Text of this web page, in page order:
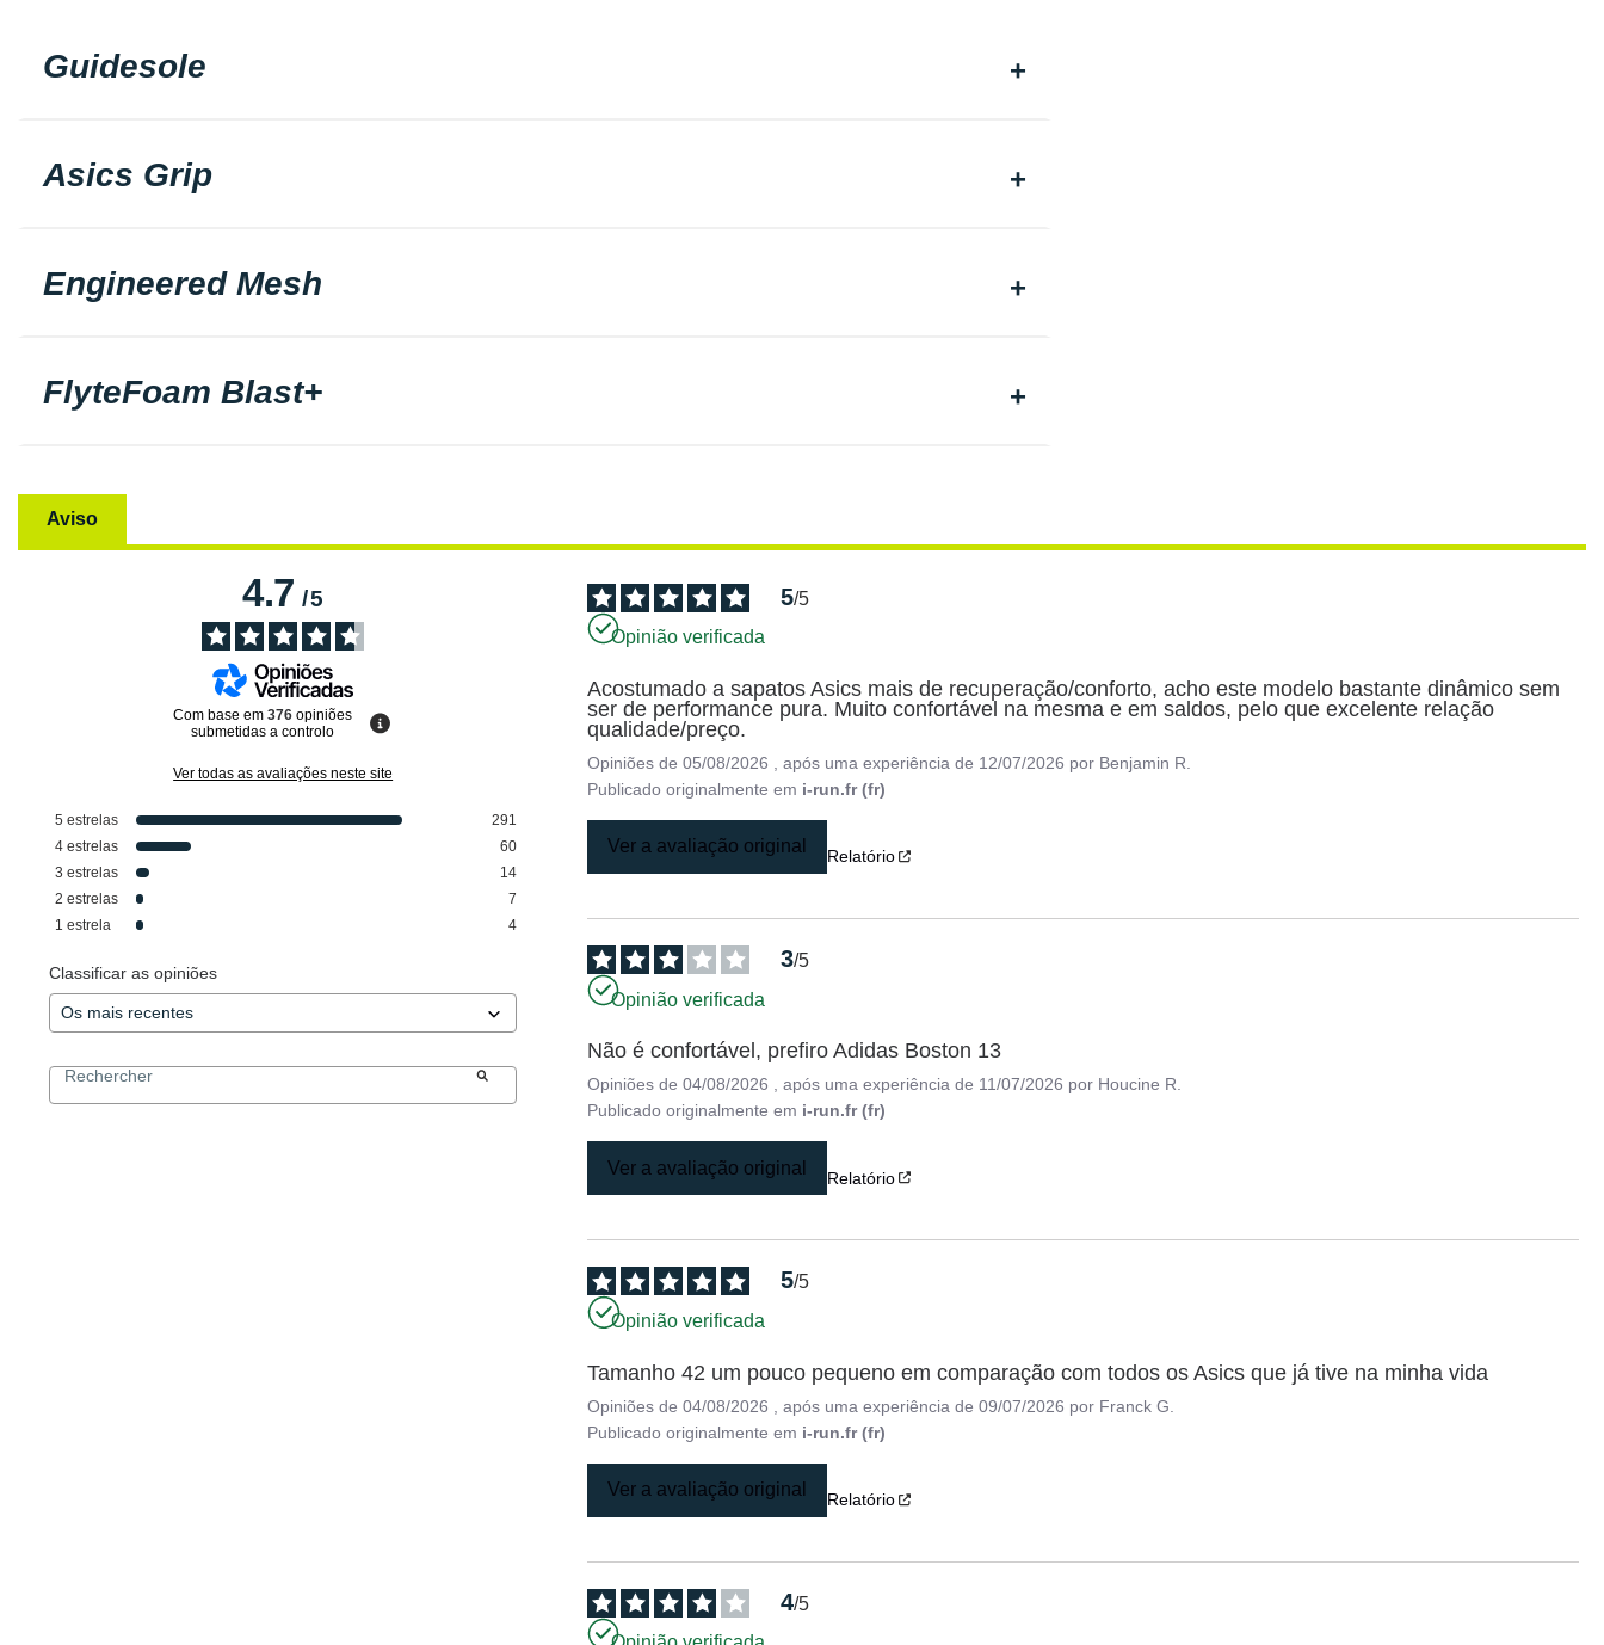
Guidesole
Asics Grip
Engineered Mesh
FlyteFoam Blast+
Aviso
4.7/5
Com base em376 opiniões
submetidas a controlo
Ver todas as avaliações neste site
5 estrelas
291
4 estrelas
60
3 estrelas
14
2 estrelas
7
1 estrela 4
Classificar as opiniões
5/5
Opinião verificada
Acostumado a sapatos Asics mais de recuperação/conforto, acho este modelo bastante dinâmico sem
ser de performance pura. Muito confortável na mesma e em saldos, pelo que excelente relação
qualidade/preço.
Opiniões de05/08/2026 , após uma experiência de 12/07/2026 por Benjamin R.
Publicado originalmente em i-run.fr (fr)
Ver a avaliação original Relatório
3/5
Opinião verificada
Não é confortável, prefiro Adidas Boston 13
Opiniões de04/08/2026 , após uma experiência de 11/07/2026 por Houcine R.
Publicado originalmente em i-run.fr (fr)
Ver a avaliação original Relatório
5/5
Opinião verificada
Tamanho 42 um pouco pequeno em comparação com todos os Asics que já tive na minha vida
Opiniões de04/08/2026 , após uma experiência de09/07/2026 por Franck G.
Publicado originalmente em i-run.fr (fr)
Ver a avaliação original Relatório
4/5